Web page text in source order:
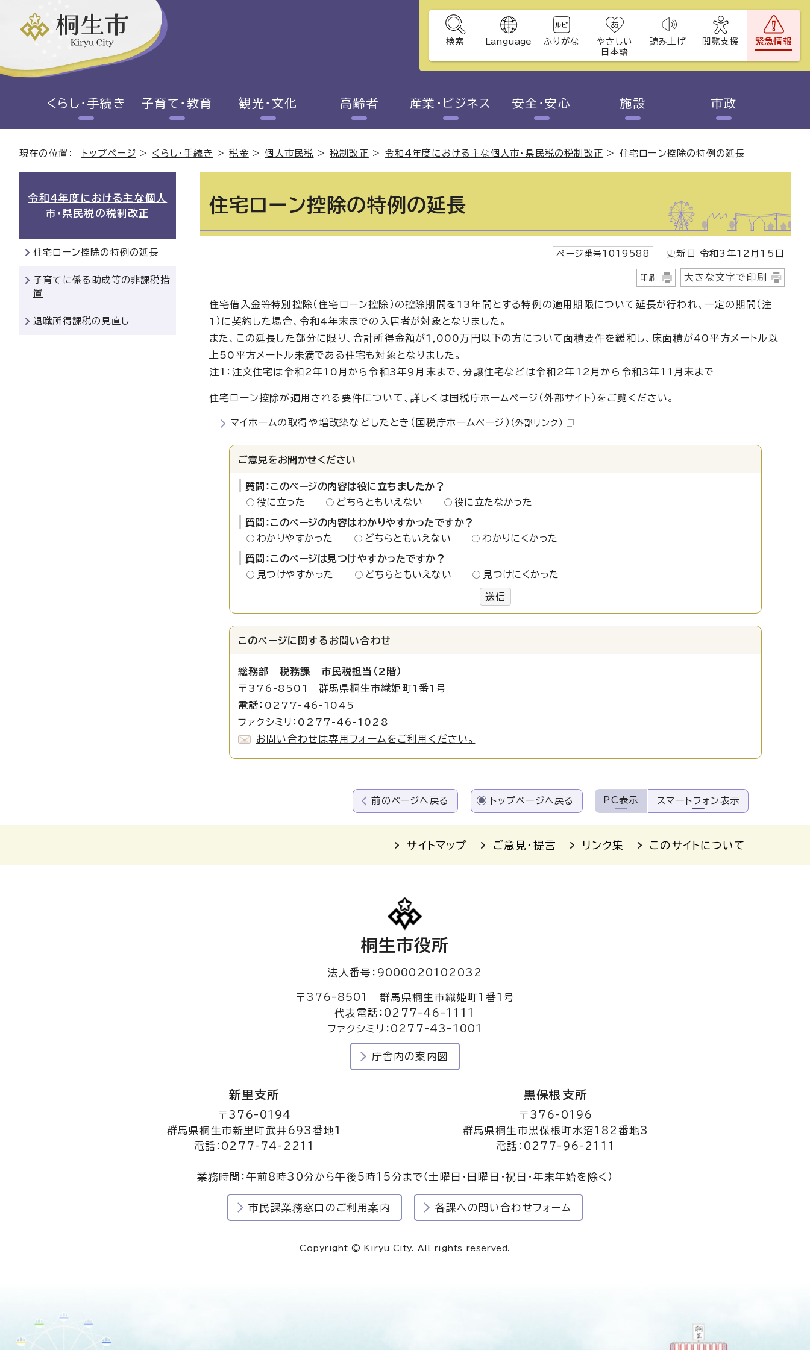
検索 Language ふりがな
やさしい
日本語
読み上げ 閲覧支援 緊急情報
くらし・手続き 子育て・教育 観光・文化 高齢者 産業・ビジネス 安全・安心 施設 市政
現在の位置： トップページ > くらし・手続き >税金 >個人市民税 >税制改正 >令和4年度における主な個人市・県民税の税制改正 > 住宅ローン控除の特例の延長
住宅ローン控除の特例の延長
ページ番号1019588 更新日 令和3年12月15日
印刷 大きな文字で印刷
住宅借入金等特別控除（住宅ローン控除）の控除期間を13年間とする特例の適用期限について延長が行われ、一定の期間（注
1）に契約した場合、令和4年末までの入居者が対象となりました。
また、この延長した部分に限り、合計所得金額が1,000万円以下の方について面積要件を緩和し、床面積が40平方メートル以
上50平方メートル未満である住宅も対象となりました。
注1：注文住宅は令和2年10月から令和3年9月末まで、分譲住宅などは令和2年12月から令和3年11月末まで
住宅ローン控除が適用される要件について、詳しくは国税庁ホームページ（外部サイト）をご覧ください。
マイホームの取得や増改築などしたとき（国税庁ホームページ） （外部リンク）
ご意見をお聞かせください
質問：このページの内容は役に立ちましたか？
役に立った
どちらともいえない 役に立たなかった
質問：このページの内容はわかりやすかったですか？
わかりやすかった
どちらともいえない わかりにくかった
質問：このページは見つけやすかったですか？
見つけやすかった
どちらともいえない 見つけにくかった
送信
このページに関する お問い合わせ
総務部 税務課 市民税担当（2階）
〒376-8501 群馬県桐生市織姫町1番1号
電話：0277-46-1045
ファクシミリ：0277-46-1028
お問い合わせは専用フォームをご利用ください。
令和4年度における主な個人
市・県民税の税制改正
住宅ローン控除の特例の延長
子育てに係る助成等の非課税措
置
退職所得課税の見直し
前のページへ戻る トップページへ戻る PC表示 スマートフォン表示
サイトマップ ご意見・提言 リンク集 このサイトについて
桐生市役所
法人番号：9000020102032
〒376-8501 群馬県桐生市織姫町1番1号
代表電話：0277-46-1111
ファクシミリ：0277-43-1001
庁舎内の案内図
新里支所
〒376-0194
群馬県桐生市新里町武井693番地1
電話：0277-74-2211
黒保根支所
〒376-0196
群馬県桐生市黒保根町水沼182番地3
電話：0277-96-2111
業務時間：午前8時30分から午後5時15分まで（土曜日・日曜日・祝日・年末年始を除く）
市民課業務窓口のご利用案内 各課への問い合わせフォーム
Copyright © Kiryu City. All rights reserved.